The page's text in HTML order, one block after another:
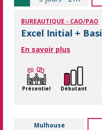
BUREAUTIQUE - CAO/PAO
Excel Initial +
En savoir plus
Présentiel Débutant
Mulhouse